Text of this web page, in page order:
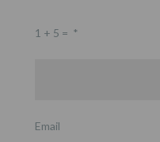
1 + 5 = *
Email